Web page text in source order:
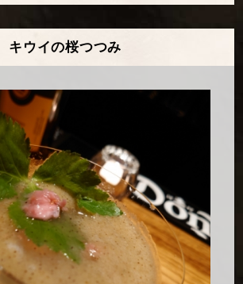
キウイの桜つつみ